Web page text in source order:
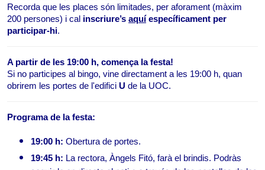
Recorda que les places són limitades, per aforament (màxim
200 persones) i cal inscriure’s aquí específicament per
participar-hi.
A partir de les 19:00 h, comença la festa!
Si no participes al bingo, vine directament a les 19:00 h, quan
obrirem les portes de l'edifici U de la UOC.
Programa de la festa:
19:00 h: Obertura de portes.
19:45 h: La rectora, Àngels Fitó, farà el brindis. Podràs